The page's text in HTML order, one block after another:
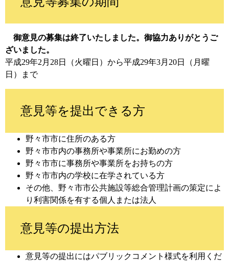
御意見の募集は終了いたしました。御協力ありがとうご
ざいました。
平成29年2月28日（火曜日）から平成29年3月20日（月曜
日）まで
意見等を提出できる方
野々市市に住所のある方
野々市市内の事務所や事業所にお勤めの方
野々市市に事務所や事業所をお持ちの方
野々市市内の学校に在学されている方
その他、野々市市公共施設等総合管理計画の策定によ
り利害関係を有する個人または法人
意見等の提出方法
意見等の提出にはパブリックコメント様式を利用くだ